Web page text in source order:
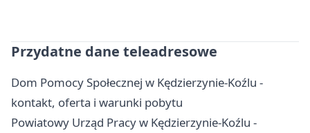
Przydatne dane teleadresowe
Dom Pomocy Społecznej w Kędzierzynie-Koźlu -
kontakt, oferta i warunki pobytu
Powiatowy Urząd Pracy w Kędzierzynie-Koźlu -